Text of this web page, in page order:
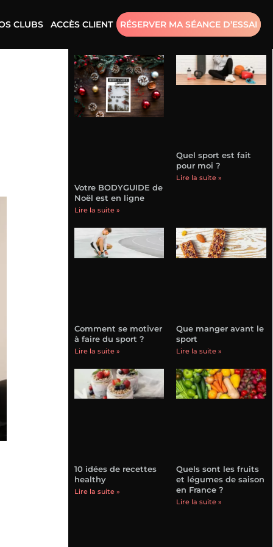
CLUBS ACCÈS CLIENT RÉSERVER MA SÉANCE D’ESSAI
Votre BODYGUIDE de
Noël est en ligne
Lire la suite »
Quel sport est fait
pour moi ?
Lire la suite »
Comment se motiver
à faire du sport ?
Lire la suite »
Que manger avant le
sport
Lire la suite »
10 idées de recettes
healthy
Lire la suite »
Quels sont les fruits
et légumes de saison
en France ?
Lire la suite »